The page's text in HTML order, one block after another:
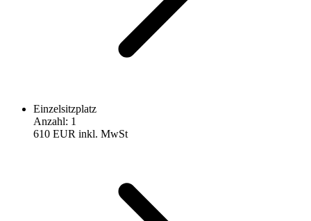
Einzelsitzplatz
Anzahl: 1
610 EUR inkl. MwSt